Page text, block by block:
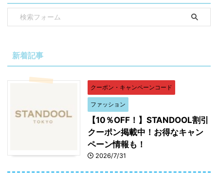
新着記事
クーポン・キャンペーンコード
ファッション
【10％OFF！】STANDOOL割引
クーポン掲載中！お得なキャン
ペーン情報も！
2026/7/31